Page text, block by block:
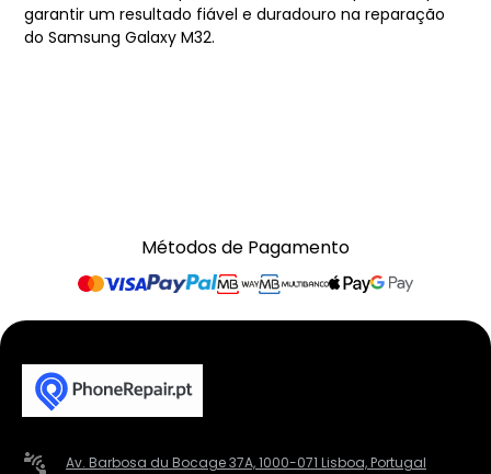
garantir um resultado fiável e duradouro na reparação
do Samsung Galaxy M32.
Métodos de Pagamento
Av. Barbosa du Bocage 37A, 1000-071 Lisboa, Portugal